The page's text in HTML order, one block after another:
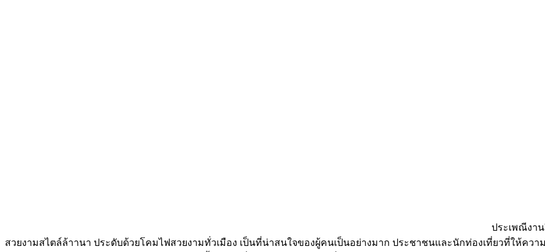
ประเพณีงา
สวยงามสไตล์ล้าานา ประดับด้วยโคมไฟสวยงามทั่วเมือง เป็นที่น่าสนใจของผู้คนเป็นอย่างมาก ประชาชนและนักท่องเที่ยวที่ให้คว